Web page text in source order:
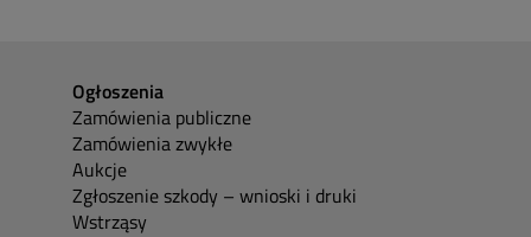
Ogłoszenia
Zamówienia publiczne
Zamówienia zwykłe
Aukcje
Zgłoszenie szkody – wnioski i druki
Wstrząsy